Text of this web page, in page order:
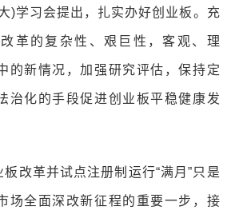
)学习会提出，扎实办好创业板。充
革的复杂性、艰巨性，客观、理
的新情况，加强研究评估，保持定
治化的手段促进创业板平稳健康发
改革并试点注册制运行“满月”只是
场全面深改新征程的重要一步，接